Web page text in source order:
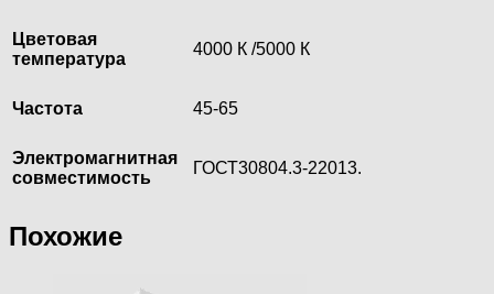
Цветовая
температура
4000 К /5000 К
Частота 45-65
Электромагнитная
совместимость
ГОСТ30804.3-22013.
Похожие